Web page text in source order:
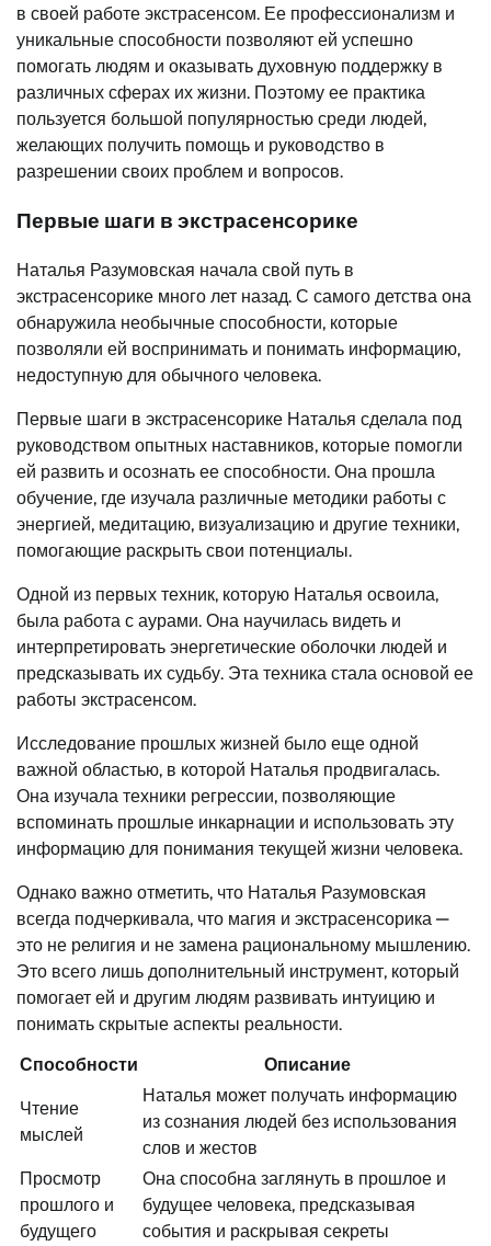
в своей работе экстрасенсом. Ее профессионализм и
уникальные способности позволяют ей успешно
помогать людям и оказывать духовную поддержку в
различных сферах их жизни. Поэтому ее практика
пользуется большой популярностью среди людей,
желающих получить помощь и руководство в
разрешении своих проблем и вопросов.
Первые шаги в экстрасенсорике
Наталья Разумовская начала свой путь в
экстрасенсорике много лет назад. С самого детства она
обнаружила необычные способности, которые
позволяли ей воспринимать и понимать информацию,
недоступную для обычного человека.
Первые шаги в экстрасенсорике Наталья сделала под
руководством опытных наставников, которые помогли
ей развить и осознать ее способности. Она прошла
обучение, где изучала различные методики работы с
энергией, медитацию, визуализацию и другие техники,
помогающие раскрыть свои потенциалы.
Одной из первых техник, которую Наталья освоила,
была работа с аурами. Она научилась видеть и
интерпретировать энергетические оболочки людей и
предсказывать их судьбу. Эта техника стала основой ее
работы экстрасенсом.
Исследование прошлых жизней было еще одной
важной областью, в которой Наталья продвигалась.
Она изучала техники регрессии, позволяющие
вспоминать прошлые инкарнации и использовать эту
информацию для понимания текущей жизни человека.
Однако важно отметить, что Наталья Разумовская
всегда подчеркивала, что магия и экстрасенсорика —
это не религия и не замена рациональному мышлению.
Это всего лишь дополнительный инструмент, который
помогает ей и другим людям развивать интуицию и
понимать скрытые аспекты реальности.
Способности
Описание
Чтение
мыслей
Наталья может получать информацию
из сознания людей без использования
слов и жестов
Просмотр
прошлого и
будущего
Она способна заглянуть в прошлое и
будущее человека, предсказывая
события и раскрывая секреты